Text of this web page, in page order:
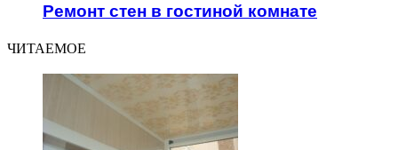
Ремонт стен в гостиной комнате
ЧИТАЕМОЕ